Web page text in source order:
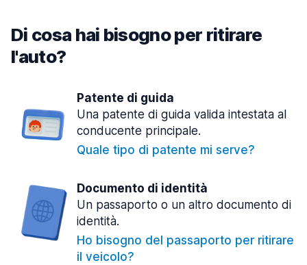
Di cosa hai bisogno per ritirare
l'auto?
Patente di guida
Una patente di guida valida intestata al
conducente principale.
Quale tipo di patente mi serve?
Documento di identità
Un passaporto o un altro documento di
identità.
Ho bisogno del passaporto per ritirare
il veicolo?